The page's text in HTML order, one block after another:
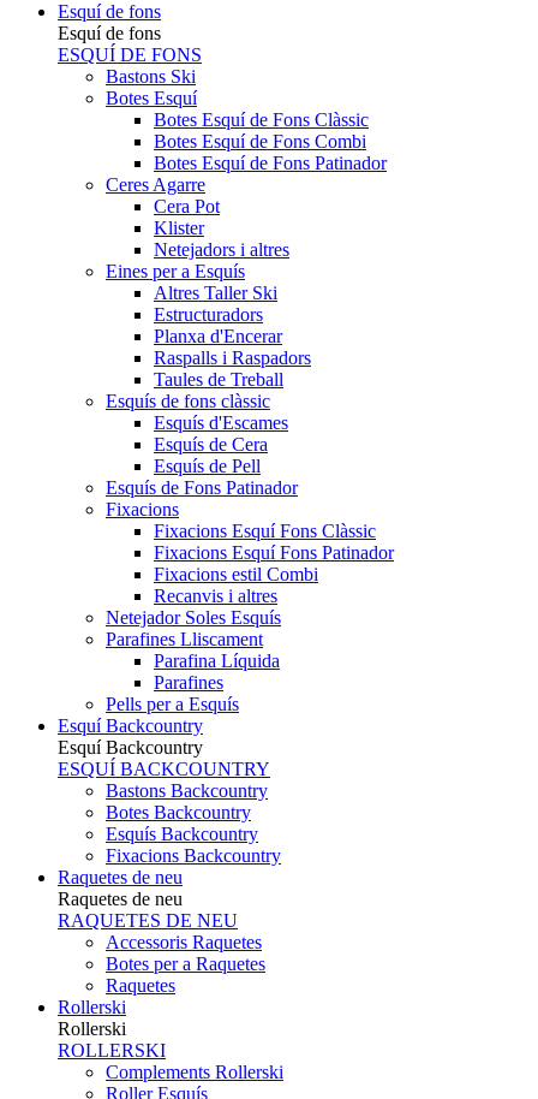
Esquí de fons
Esquí de fons
ESQUÍ DE FONS
Bastons Ski
Botes Esquí
Botes Esquí de Fons Clàssic
Botes Esquí de Fons Combi
Botes Esquí de Fons Patinador
Ceres Agarre
Cera Pot
Klister
Netejadors i altres
Eines per a Esquís
Altres Taller Ski
Estructuradors
Planxa d'Encerar
Raspalls i Raspadors
Taules de Treball
Esquís de fons clàssic
Esquís d'Escames
Esquís de Cera
Esquís de Pell
Esquís de Fons Patinador
Fixacions
Fixacions Esquí Fons Clàssic
Fixacions Esquí Fons Patinador
Fixacions estil Combi
Recanvis i altres
Netejador Soles Esquís
Parafines Lliscament
Parafina Líquida
Parafines
Pells per a Esquís
Esquí Backcountry
Esquí Backcountry
ESQUÍ BACKCOUNTRY
Bastons Backcountry
Botes Backcountry
Esquís Backcountry
Fixacions Backcountry
Raquetes de neu
Raquetes de neu
RAQUETES DE NEU
Accessoris Raquetes
Botes per a Raquetes
Raquetes
Rollerski
Rollerski
ROLLERSKI
Complements Rollerski
Roller Esquís